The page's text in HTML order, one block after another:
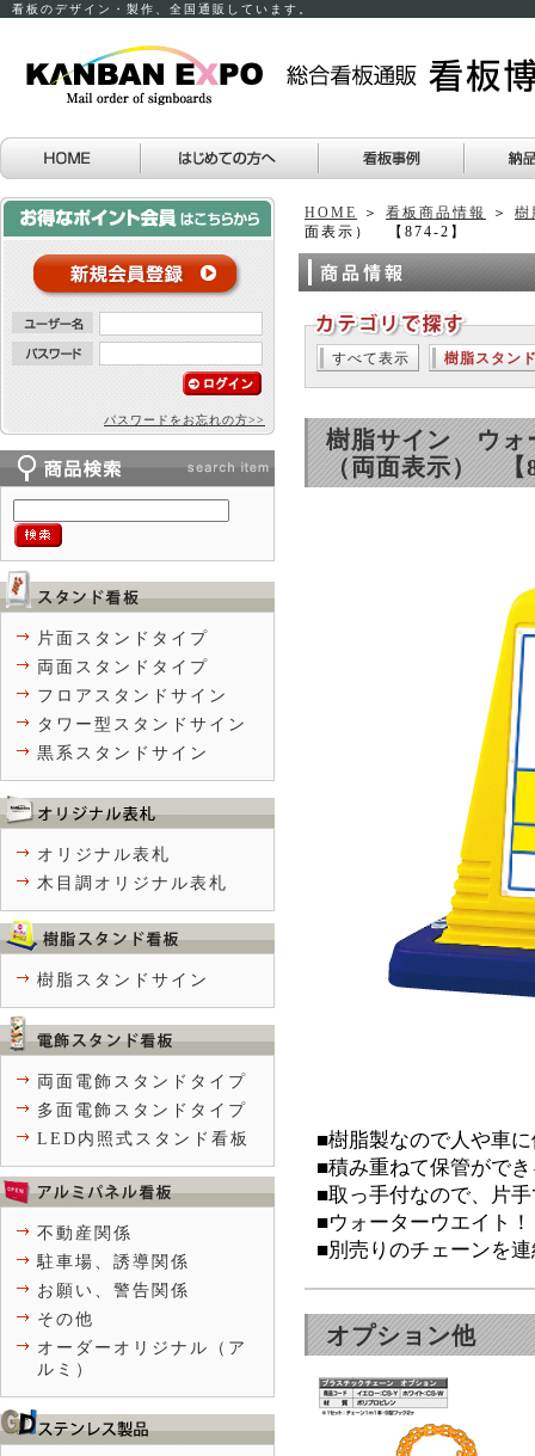
看板のデザイン・製作、全国通販しています。
HOME ＞ 看板商品情報 ＞ 樹
面表示） 【874-2】
すべて表示 樹脂スタン
樹脂サイン ウォ
（両面表示） 【
■樹脂製なので人や車
■積み重ねて保管がで
■取っ手付なので、片
■ウォーターウエイト！
■別売りのチェーンを
オプション他
パスワードをお忘れの方>>
片面スタンドタイプ
両面スタンドタイプ
フロアスタンドサイン
タワー型スタンドサイン
黒系スタンドサイン
オリジナル表札
木目調オリジナル表札
樹脂スタンドサイン
両面電飾スタンドタイプ
多面電飾スタンドタイプ
LED内照式スタンド看板
不動産関係
駐車場、誘導関係
お願い、警告関係
その他
オーダーオリジナル（ア
ルミ）